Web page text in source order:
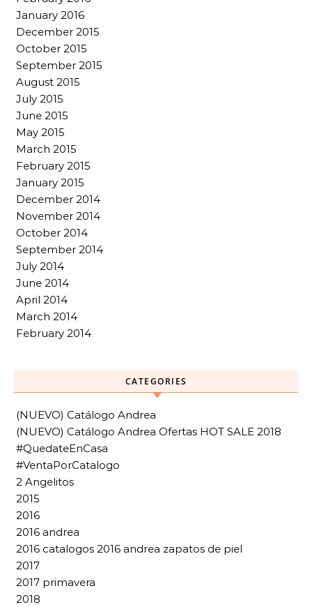
January 2016
December 2015
October 2015
September 2015
August 2015
July 2015
June 2015
May 2015
March 2015
February 2015
January 2015
December 2014
November 2014
October 2014
September 2014
July 2014
June 2014
April 2014
March 2014
February 2014
CATEGORIES
(NUEVO) Catálogo Andrea
(NUEVO) Catálogo Andrea Ofertas HOT SALE 2018
#QuedateEnCasa
#VentaPorCatalogo
2 Angelitos
2015
2016
2016 andrea
2016 catalogos 2016 andrea zapatos de piel
2017
2017 primavera
2018